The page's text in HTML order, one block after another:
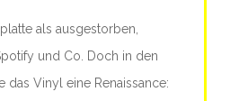
als ausgestorben,
und Co. Doch in den
das Vinyl eine Renaissance: